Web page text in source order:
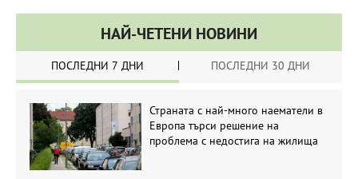
НАЙ-ЧЕТЕНИ НОВИНИ
ПОСЛЕДНИ 7 ДНИ ПОСЛЕДНИ 30 ДНИ
Страната с най-много наематели в
Европа търси решение на
проблема с недостига на жилища